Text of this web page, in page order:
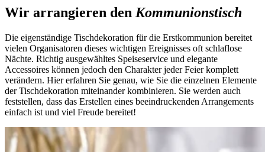
Wir arrangieren den Kommunionstisch
Die eigenständige Tischdekoration für die Erstkommunion bereitet
vielen Organisatoren dieses wichtigen Ereignisses oft schlaflose
Nächte. Richtig ausgewähltes Speiseservice und elegante
Accessoires können jedoch den Charakter jeder Feier komplett
verändern. Hier erfahren Sie genau, wie Sie die einzelnen Elemente
der Tischdekoration miteinander kombinieren. Sie werden auch
feststellen, dass das Erstellen eines beeindruckenden Arrangements
einfach ist und viel Freude bereitet!